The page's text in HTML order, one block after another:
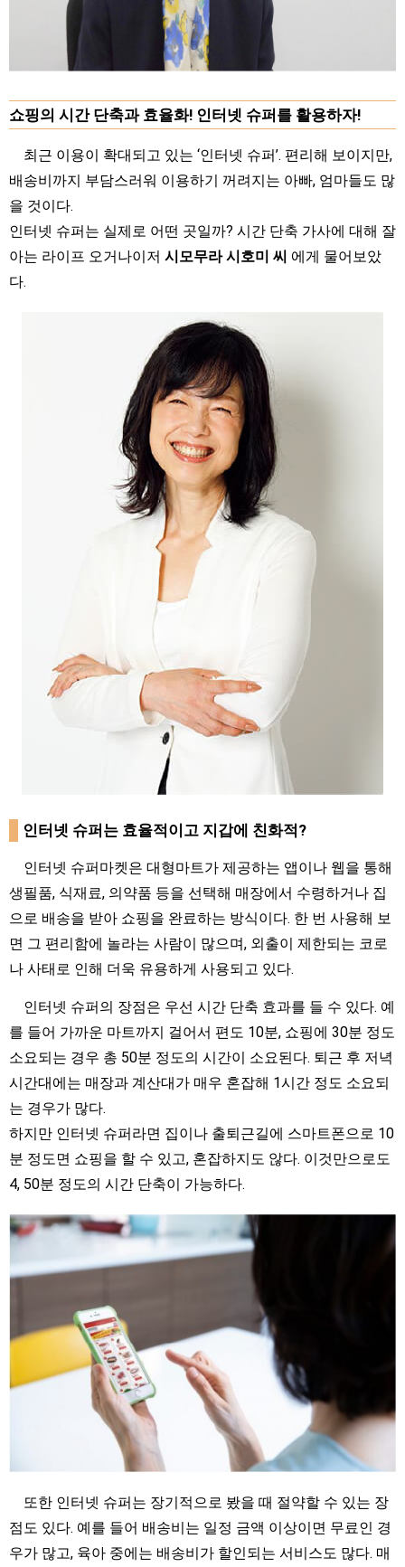
쇼핑의 시간 단축과 효율화! 인터넷 슈퍼를 활용하자!
최근 이용이 확대되고 있는 ‘인터넷 슈퍼’. 편리해 보이지만,
배송비까지 부담스러워 이용하기 꺼려지는 아빠, 엄마들도 많
을 것이다.
인터넷 슈퍼는 실제로 어떤 곳일까? 시간 단축 가사에 대해 잘
아는 라이프 오거나이저 시모무라 시호미 씨 에게 물어보았
다.
인터넷 슈퍼는 효율적이고 지갑에 친화적?
인터넷 슈퍼마켓은 대형마트가 제공하는 앱이나 웹을 통해
생필품, 식재료, 의약품 등을 선택해 매장에서 수령하거나 집
으로 배송을 받아 쇼핑을 완료하는 방식이다. 한 번 사용해 보
면 그 편리함에 놀라는 사람이 많으며, 외출이 제한되는 코로
나 사태로 인해 더욱 유용하게 사용되고 있다.
인터넷 슈퍼의 장점은 우선 시간 단축 효과를 들 수 있다. 예
를 들어 가까운 마트까지 걸어서 편도 10분, 쇼핑에 30분 정도
소요되는 경우 총 50분 정도의 시간이 소요된다. 퇴근 후 저녁
시간대에는 매장과 계산대가 매우 혼잡해 1시간 정도 소요되
는 경우가 많다.
하지만 인터넷 슈퍼라면 집이나 출퇴근길에 스마트폰으로 10
분 정도면 쇼핑을 할 수 있고, 혼잡하지도 않다. 이것만으로도
4, 50분 정도의 시간 단축이 가능하다.
또한 인터넷 슈퍼는 장기적으로 봤을 때 절약할 수 있는 장
점도 있다. 예를 들어 배송비는 일정 금액 이상이면 무료인 경
우가 많고, 육아 중에는 배송비가 할인되는 서비스도 많다. 매